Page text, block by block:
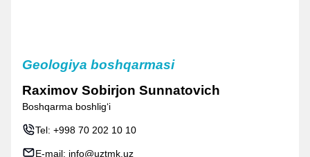
Geologiya boshqarmasi
Raximov Sobirjon Sunnatovich
Boshqarma boshligʻi
Tel:+998 70 202 10 10
E-mail: info@uztmk.uz